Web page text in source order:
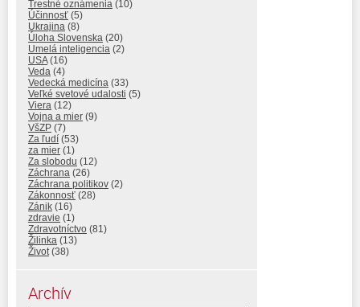
Trestné oznámenia (10)
Účinnosť (5)
Ukrajina (8)
Úloha Slovenska (20)
Umelá inteligencia (2)
USA(16)
Veda (4)
Vedecká medicína (33)
Veľké svetové udalosti (5)
Viera (12)
Vojna a mier (9)
VšZP (7)
Za ľudí (53)
za mier (1)
Za slobodu (12)
Záchrana (26)
Záchrana politikov (2)
Zákonnosť (28)
Zánik (16)
zdravie (1)
Zdravotníctvo (81)
Žilinka (13)
Život(38)
Archív